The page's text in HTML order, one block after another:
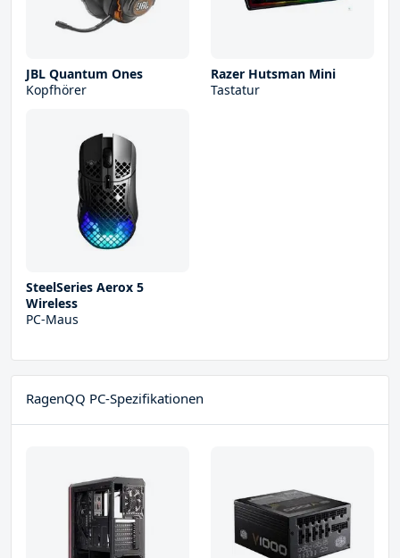
JBL Quantum Ones
Kopfhörer
Razer Hutsman Mini
Tastatur
SteelSeries Aerox 5
Wireless
PC-Maus
RagenQQ PC-Spezifikationen